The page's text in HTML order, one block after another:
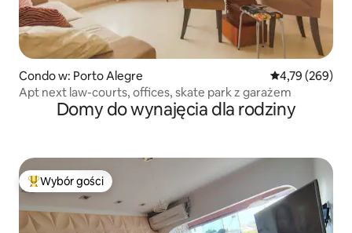
Condo w: Porto Alegre Średnia
4,79 (269)
Apt next law-courts, offices, skate park z garażem
Domy do wynajęcia dla rodziny
Najpopularniejsze z kategorii Wybór gości
Wybór gości